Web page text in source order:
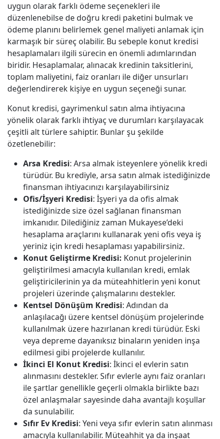
uygun olarak farklı ödeme seçenekleri ile
düzenlenebilse de doğru kredi paketini bulmak ve
ödeme planını belirlemek genel maliyeti anlamak için
karmaşık bir süreç olabilir. Bu sebeple konut kredisi
hesaplamaları ilgili sürecin en önemli adımlarından
biridir. Hesaplamalar, alınacak kredinin taksitlerini,
toplam maliyetini, faiz oranları ile diğer unsurları
değerlendirerek kişiye en uygun seçeneği sunar.
Konut kredisi, gayrimenkul satın alma ihtiyacına
yönelik olarak farklı ihtiyaç ve durumları karşılayacak
çeşitli alt türlere sahiptir. Bunlar şu şekilde
özetlenebilir:
Arsa Kredisi: Arsa almak isteyenlere yönelik kredi
türüdür. Bu krediyle, arsa satın almak istediğinizde
finansman ihtiyacınızı karşılayabilirsiniz
Ofis/İşyeri Kredisi: İşyeri ya da ofis almak
istediğinizde size özel sağlanan finansman
imkanıdır. Dilediğiniz zaman Mukayese’deki
hesaplama araçlarını kullanarak yeni ofis veya iş
yeriniz için kredi hesaplaması yapabilirsiniz.
Konut Geliştirme Kredisi: Konut projelerinin
geliştirilmesi amacıyla kullanılan kredi, emlak
geliştiricilerinin ya da müteahhitlerin yeni konut
projeleri üzerinde çalışmalarını destekler.
Kentsel Dönüşüm Kredisi: Adından da
anlaşılacağı üzere kentsel dönüşüm projelerinde
kullanılmak üzere hazırlanan kredi türüdür. Eski
veya depreme dayanıksız binaların yeniden inşa
edilmesi gibi projelerde kullanılır.
İkinci El Konut Kredisi: İkinci el evlerin satın
alınmasını destekler. Sıfır evlerle aynı faiz oranları
ile şartlar genellikle geçerli olmakla birlikte bazı
özel anlaşmalar sayesinde daha avantajlı koşullar
da sunulabilir.
Sıfır Ev Kredisi: Yeni veya sıfır evlerin satın alınması
amacıyla kullanılabilir. Müteahhit ya da inşaat